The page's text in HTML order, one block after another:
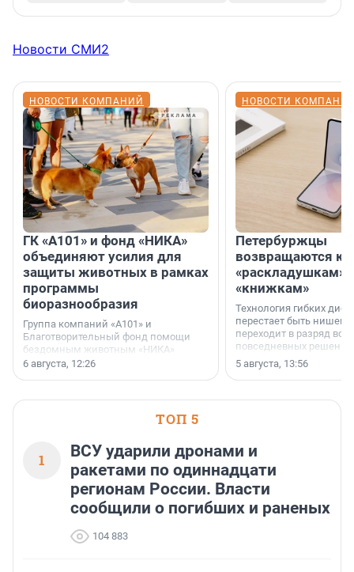
Новости СМИ2
НОВОСТИ КОМПАНИЙ
ГК «А101» и фонд «НИКА»
объединяют усилия для
защиты животных в рамках
программы
биоразнообразия
Группа компаний «А101» и
Благотворительный фонд помощи
бездомным животным «НИКА»
заключили соглашение о
6 августа, 12:26
НОВОСТИ
Петербуржцы
возвращаются к
«раскладушкам»
«книжкам»
Технология гибких
перестает быть
переходит в разряд
повседневных
5 августа, 13:56
ТОП 5
1
ВСУ ударили дронами и
ракетами по одиннадцати
регионам России. Власти
сообщили о погибших и раненых
104 883